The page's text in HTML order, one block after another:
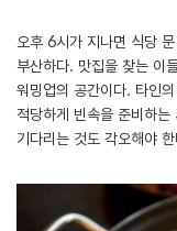
오후 6시가 지나면 식당
부산하다. 맛집을 찾는 이
워밍업의 공간이다. 타인
적당하게 빈속을 준비하
기다리는 것도 각오해야